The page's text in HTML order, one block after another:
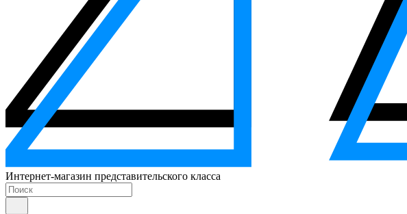
Интернет-магазин представительского класса